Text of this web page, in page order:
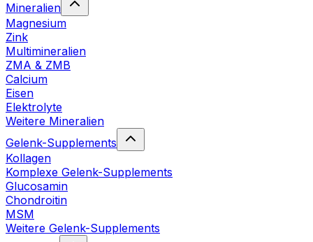
Mineralien
Magnesium
Zink
Multimineralien
ZMA & ZMB
Calcium
Eisen
Elektrolyte
Weitere Mineralien
Gelenk-Supplements
Kollagen
Komplexe Gelenk-Supplements
Glucosamin
Chondroitin
MSM
Weitere Gelenk-Supplements